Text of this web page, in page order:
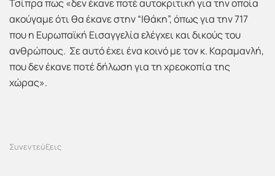
Τσίπρα πως «δεν έκανε ποτέ αυτοκριτική για την οποία
ακούγαμε ότι θα έκανε στην “Ιθάκη”, όπως για την 717
που η Ευρωπαϊκή Εισαγγελία ελέγχει και δικούς του
ανθρώπους. Σε αυτό έχει ένα κοινό με τον κ. Καραμανλή,
που δεν έκανε ποτέ δήλωση για τη χρεοκοπία της
χώρας».
Συνεντεύξεις